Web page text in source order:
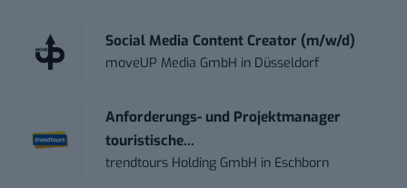
Social Media Content Creator (m/w/d)
moveUP Media GmbH in Düsseldorf
Anforderungs- und Projektmanager
touristische...
trendtours Holding GmbH in Eschborn